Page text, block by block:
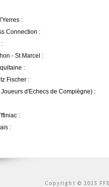
:
Connection :
- St Marcel :
:
Fischer :
d'Echecs de Compiègne) :
:
:
Copyright © 2015